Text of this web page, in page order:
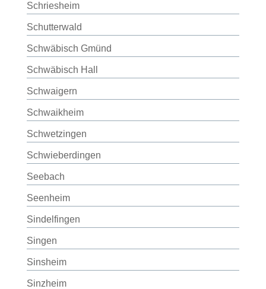
Schriesheim
Schutterwald
Schwäbisch Gmünd
Schwäbisch Hall
Schwaigern
Schwaikheim
Schwetzingen
Schwieberdingen
Seebach
Seenheim
Sindelfingen
Singen
Sinsheim
Sinzheim